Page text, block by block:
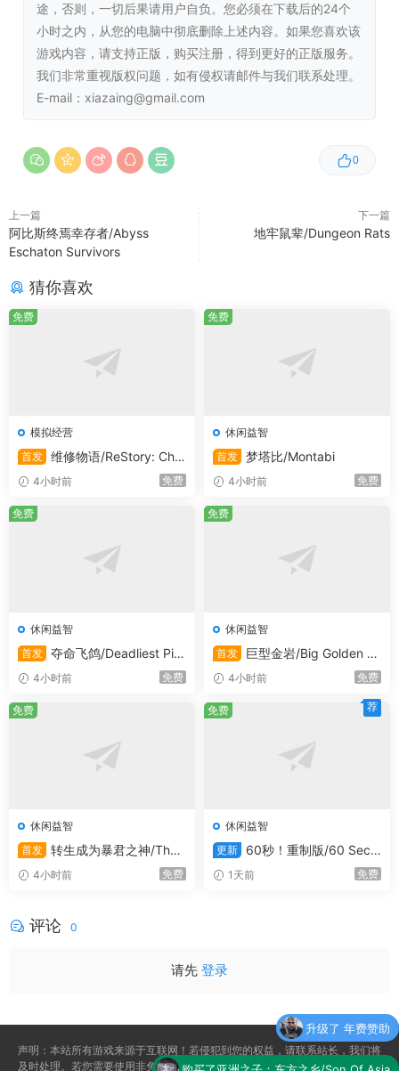
谜乐趣。
人都能享受游戏。
丰富的家具选择：用数百种独特家具装饰您的家，打
造理想中的居住空间。
自定义用户界面：利用由Eon制作的可解锁贴纸，让
获取Nini的智慧：从Home Squeak Home Inc.的老板
Nini那里获得宝贵的提示和知识。
直播者友好：“直播者模式”可关闭带有Content ID标
记的音乐，让直播更加顺畅。
系统需求
最低配置:
需要 64 位处理器和操作系统
Intel HD Graphics 620 or Radeon R7
存储空间:需要 1 GB 可用空间
推荐配置:
途，否则，一切后果请用户自负。您必须在下载后的24个
小时之内，从您的电脑中彻底删除上述内容。如果您喜欢该
游戏内容，请支持正版，购买注册，得到更好的正版服务。
我们非常重视版权问题，如有侵权请邮件与我们联系处理。
E-mail：xiazaing@gmail.com
0
上一篇
阿比斯终焉幸存者/Abyss
Eschaton Survivors
下一篇
地牢鼠辈/Dungeon Rats
猜你喜欢
模拟经营
首发 维修物语/ReStory: Chill
Electronics Repairs
4小时前 免费
免费
休闲益智
首发 梦塔比/Montabi
4小时前 免费
免费
休闲益智
首发 夺命飞鸽/Deadliest Pig
eon4小时前 免费
免费
休闲益智
首发
巨型金岩/Big Golden R
ock4小时前 免费
免费
休闲益智
首发 转生成为暴君之神/That
Time I Got Reincarnated as a
Tyrant God
4小时前 免费
免费
休闲益智
更新
60秒！重制版/60 Seco
nds! Reatomized
1天前 免费
免费 荐
评论 0
请先 登录
声明：本站所有游戏来源于互联网！若侵犯到您的权益，请联系站长，我们将
及时处理。若您需要使用非免费的软件或服务，请购买正版授权并合法使用。
升级了 年费赞助